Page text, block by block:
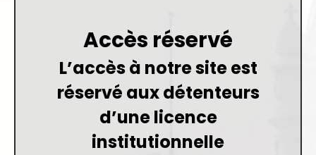
Accès réservé
L’accès à notre site est
réservé aux détenteurs
d’unelicence
institutionnelle